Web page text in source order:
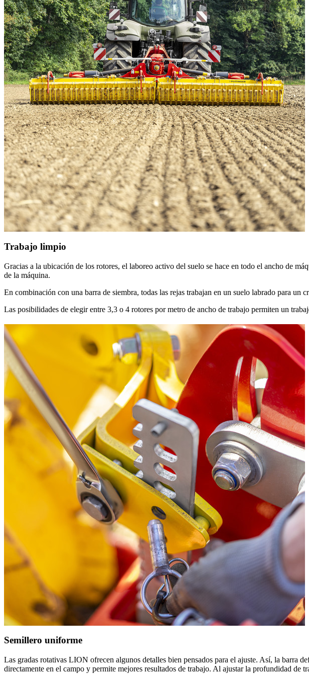
Trabajo limpio
Gracias a la ubicación de los rotores, el laboreo activo del suelo se hace en todo el ancho de
de la máquina.
En combinación con una barra de siembra, todas las rejas trabajan en un suelo labrado para un
Las posibilidades de elegir entre 3,3 o 4 rotores por metro de ancho de trabajo permiten un
Semillero uniforme
Las gradas rotativas LION ofrecen algunos detalles bien pensados para el ajuste. Así, la barra
directamente en el campo y permite mejores resultados de trabajo. Al ajustar la profundidad de